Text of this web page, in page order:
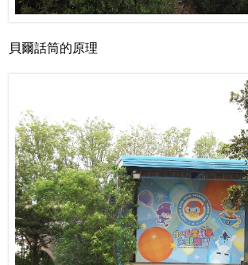
貝爾話筒的原理